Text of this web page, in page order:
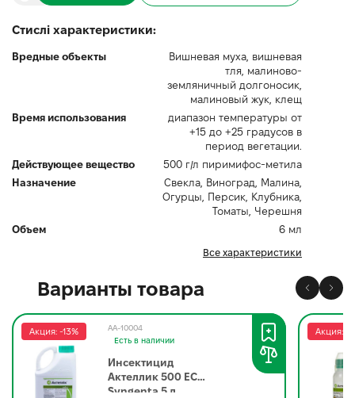
Стислі характеристики:
Вредные объекты
Вишневая муха, вишневая
тля, малиново-
земляничный долгоносик,
малиновый жук, клещ
Время использования
диапазон температуры от
+15 до +25 градусов в
период вегетации.
Действующее вещество
500 г/л пиримифос-метила
Назначение
Свекла, Виноград, Малина,
Огурцы, Персик, Клубника,
Томаты, Черешня
Объем
6 мл
Все характеристики
Варианты товара
Акция: -13%
AA-10004
Есть в наличии
Инсектицид
Актеллик 500 ЕС
Syngenta 5 л
Акция: -